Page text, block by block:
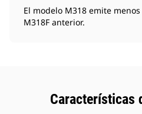
El modelo M318 emite
M318F anterior.
Características